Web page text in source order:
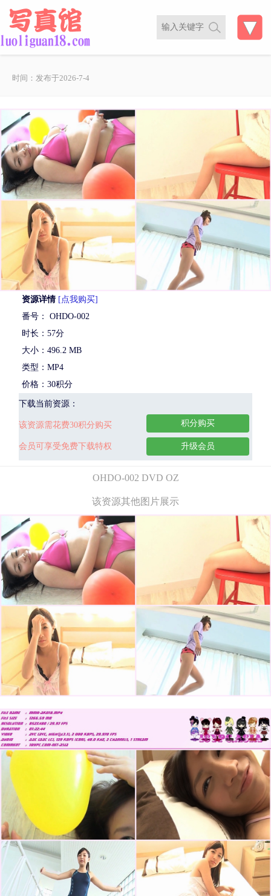
时间：发布于2026-7-4
资源详情 [点我购买]
番号： OHDO-002
时长：57分
大小：496.2 MB
类型：MP4
价格：30积分
下载当前资源：
该资源需花费30积分购买
会员可享受免费下载特权
积分购买
升级会员
OHDO-002 DVD OZ
该资源其他图片展示